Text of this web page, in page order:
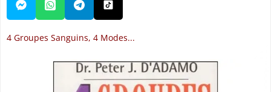
4 Groupes Sanguins, 4 Modes...